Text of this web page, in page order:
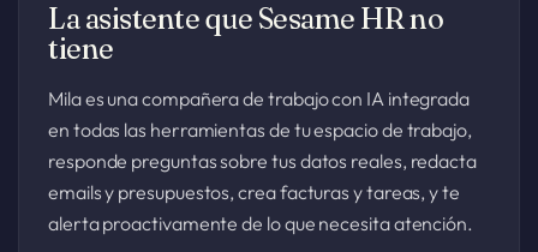
La asistente que Sesame HR no
tiene
Mila es una compañera de trabajo con IA integrada
en todas las herramientas de tu espacio de trabajo,
responde preguntas sobre tus datos reales, redacta
emails y presupuestos, crea facturas y tareas, y te
alerta proactivamente de lo que necesita atención.